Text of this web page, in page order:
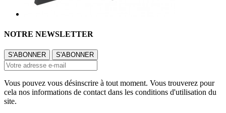
NOTRE NEWSLETTER
Vous pouvez vous désinscrire à tout moment. Vous trouverez pour
cela nos informations de contact dans les conditions d'utilisation du
site.